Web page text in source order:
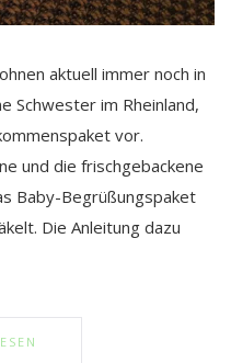
aktuell immer noch in
Schwester im Rheinland,
vor.
und die frischgebackene
Baby-Begrüßungspaket
Die Anleitung dazu